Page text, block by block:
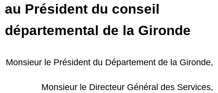
au Président du conseil
départemental de la Gironde
Monsieur le Président du Département de la Gironde,
Monsieur le Directeur Général des Services,